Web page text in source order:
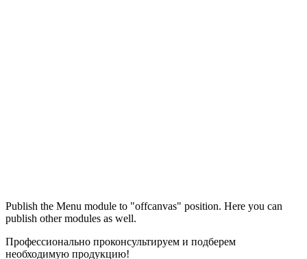
Publish the Menu module to "offcanvas" position. Here you can
publish other modules as well.
М ● консультант ПРОФСНАБ
Профессионально проконсультируем и подберем
необходимую продукцию!